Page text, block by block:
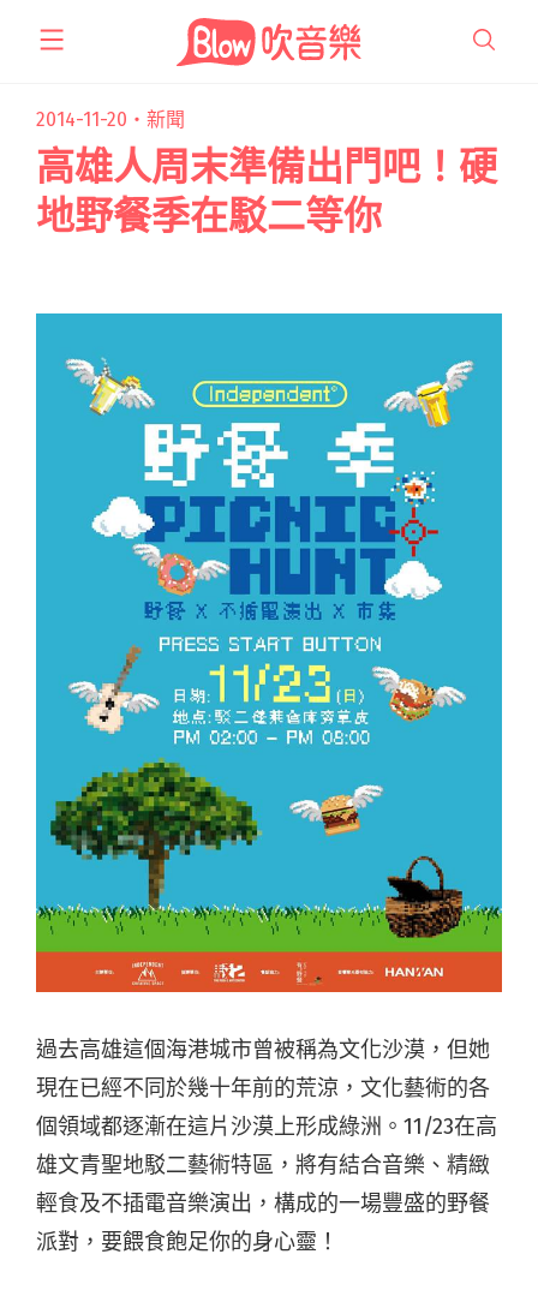
2014-11-20・ 新聞
高雄人周末準備出門吧！硬
地野餐季在駁二等你
過去高雄這個海港城市曾被稱為文化沙漠，但她
現在已經不同於幾十年前的荒涼，文化藝術的各
個領域都逐漸在這片沙漠上形成綠洲。11/23在高
雄文青聖地駁二藝術特區，將有結合音樂、精緻
輕食及不插電音樂演出，構成的一場豐盛的野餐
派對，要餵食飽足你的身心靈！